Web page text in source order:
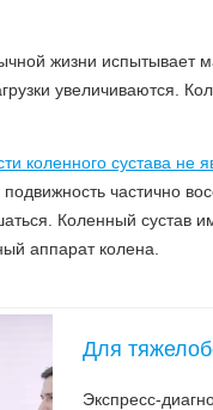
жизни испытывает
увеличиваются.
коленного сустава не
частично
Коленный сустав
аппарат колена.
Для
Экспресс-